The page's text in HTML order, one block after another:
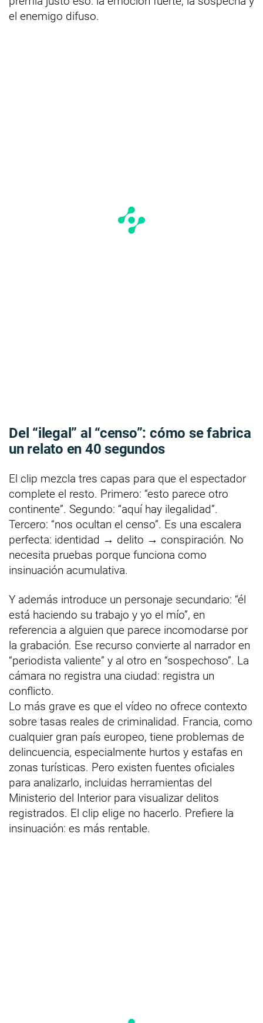
el enemigo difuso.
Del “ilegal” al “censo”: cómo se fabrica
un relato en 40 segundos
El clip mezcla tres capas para que el espectador
complete el resto. Primero: “esto parece otro
continente”. Segundo: “aquí hay ilegalidad”.
Tercero: “nos ocultan el censo”. Es una escalera
perfecta: identidad → delito → conspiración. No
necesita pruebas porque funciona como
insinuación acumulativa.
Y además introduce un personaje secundario: “él
está haciendo su trabajo y yo el mío”, en
referencia a alguien que parece incomodarse por
la grabación. Ese recurso convierte al narrador en
“periodista valiente” y al otro en “sospechoso”. La
cámara no registra una ciudad: registra un
conflicto.
Lo más grave es que el vídeo no ofrece contexto
sobre tasas reales de criminalidad. Francia, como
cualquier gran país europeo, tiene problemas de
delincuencia, especialmente hurtos y estafas en
zonas turísticas. Pero existen fuentes oficiales
para analizarlo, incluidas herramientas del
Ministerio del Interior para visualizar delitos
registrados. El clip elige no hacerlo. Prefiere la
insinuación: es más rentable.